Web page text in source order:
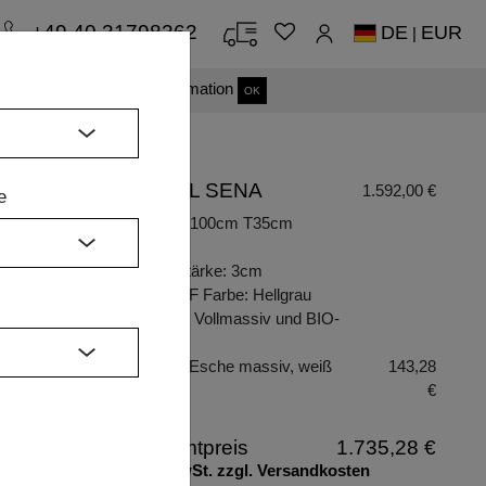
Mehr Information OK
+49 40 31798362 DE | EUR
REGAL SENA
1.592,00 €
Maße: B100cm T35cm
Plattenstärke: 3cm
BIO-MDF Farbe: Hellgrau
Material: Vollmassiv und BIO-
Holzart: Esche massiv, weiß
143,28
€
Gesamtpreis 1.735,28 €
inkl. MwSt. zzgl. Versandkosten